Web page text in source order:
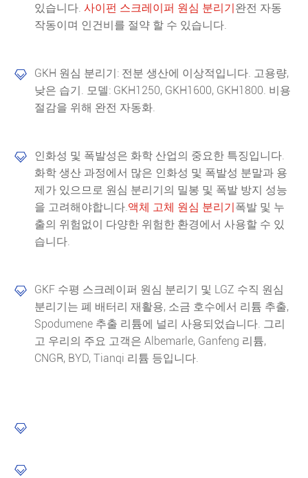
있습니다. 사이펀 스크레이퍼 원심 분리기완전 자동
작동이며 인건비를 절약 할 수 있습니다.

GKH 원심 분리기: 전분 생산에 이상적입니다. 고용량,
낮은 습기. 모델: GKH1250, GKH1600, GKH1800. 비용
절감을 위해 완전 자동화.

인화성 및 폭발성은 화학 산업의 중요한 특징입니다.
화학 생산 과정에서 많은 인화성 및 폭발성 분말과 용
제가 있으므로 원심 분리기의 밀봉 및 폭발 방지 성능
을 고려해야합니다. 액체 고체 원심 분리기폭발 및 누
출의 위험없이 다양한 위험한 환경에서 사용할 수 있
습니다.

GKF 수평 스크레이퍼 원심 분리기 및 LGZ 수직 원심
분리기는 폐 배터리 재활용, 소금 호수에서 리튬 추출,
Spodumene 추출 리튬에 널리 사용되었습니다. 그리
고 우리의 주요 고객은 Albemarle, Ganfeng 리튬,
CNGR, BYD, Tianqi 리튬 등입니다.

